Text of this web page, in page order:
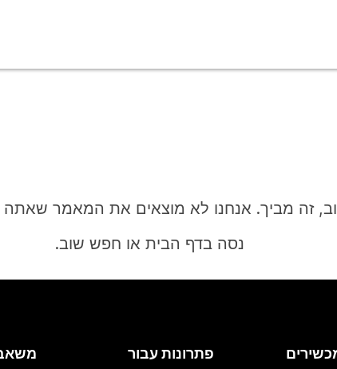
זה מביך. אנחנו לא מוצאים את המאמר
נסה בדף הבית או חפש שוב.
צריך תשובה?
פתרונות עבור